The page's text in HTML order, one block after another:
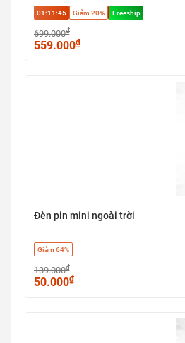
01:11:45 Giảm 20% Freeship
699.000₫
559.000₫
Đèn pin mini ngoài trời
Giảm 64%
139.000₫
50.000₫